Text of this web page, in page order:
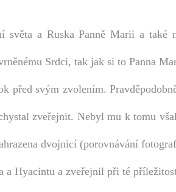
světa a Ruska Panně Marii a také
Srdci, tak jak si to Panna
před svým zvolením.
zveřejnit. Nebyl mu k tomu
dvojnicí (porovnávání
a Hyacintu a zveřejnil při té